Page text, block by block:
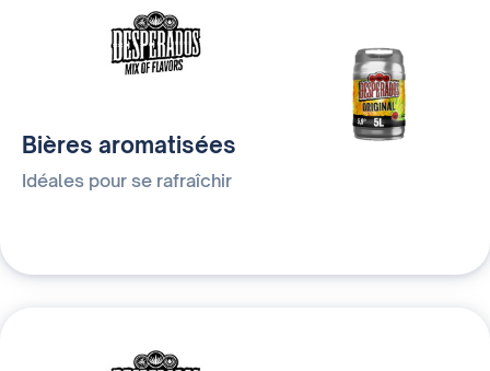
Bières aromatisées
Idéales pour se rafraîchir